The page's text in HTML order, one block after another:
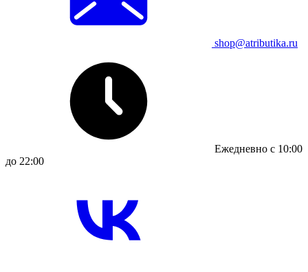
shop@atributika.ru
Ежедневно с 10:00
до 22:00